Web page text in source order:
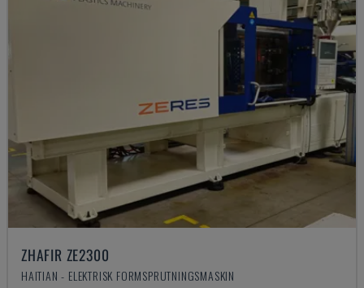
ZHAFIR ZE2300
HAITIAN - ELEKTRISK FORMSPRUTNINGSMASKIN